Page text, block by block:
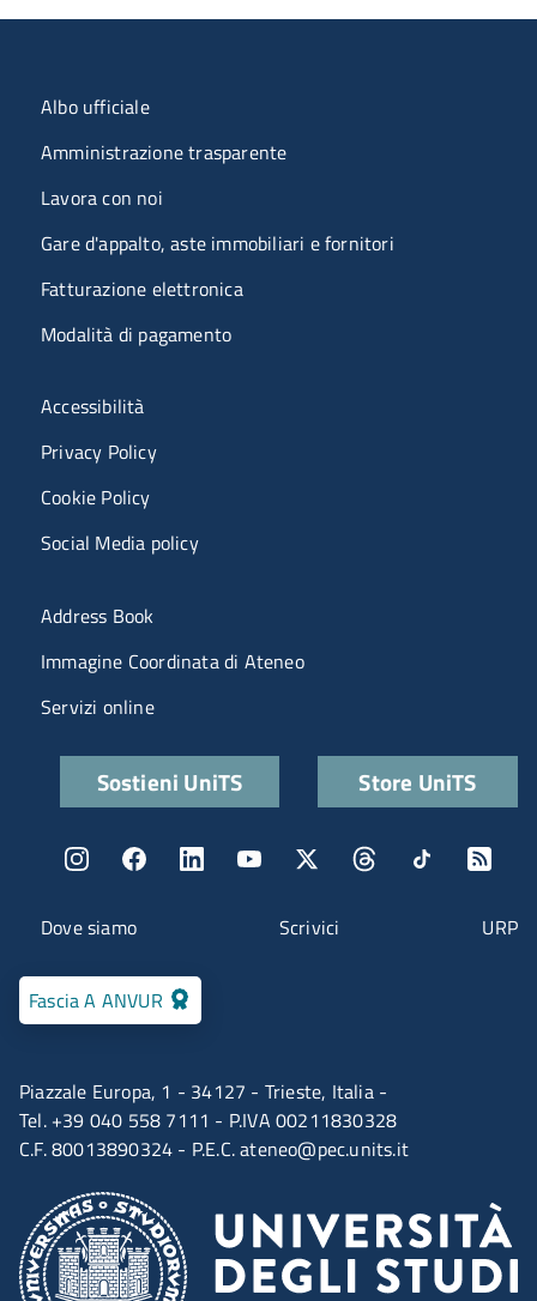
Piazzale Europa, 1 - 34127 - Trieste, Italia -
Tel. +39 040 558 7111 - P.IVA 00211830328
C.F. 80013890324 - P.E.C.ateneo@pec.units.it
Fascia A ANVUR
Menu contatti
Dove siamo Scrivici URP
Menu organizzazione
Albo ufficiale
Amministrazione trasparente
Lavora con noi
Gare d'appalto, aste immobiliari e fornitori
Fatturazione elettronica
Modalità di pagamento
Menù riferimenti
Accessibilità
Privacy Policy
Cookie Policy
Social Media policy
Menu portale
Address Book
Immagine Coordinata di Ateneo
Servizi online
Quick linksSostieni UniTS Store UniTS
Menu social